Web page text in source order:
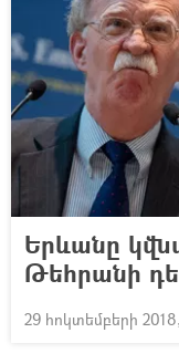
Երևանը
Թեհրանի
29 հոկտեմբերի